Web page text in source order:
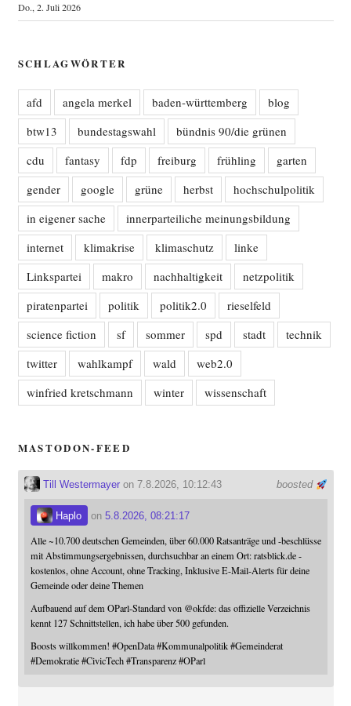
Do., 2. Juli 2026
SCHLAGWÖRTER
afd angela merkel baden-württemberg
blog
btw13
bundestagswahl
bündnis 90/die grünen
cdu
fantasy fdp freiburg frühling
garten
gender
google grüne herbst
hochschulpolitik
in eigener sache
innerparteiliche meinungsbildung
internet
klimakrise klimaschutz
linke
Linkspartei
makro nachhaltigkeit
netzpolitik
piratenpartei
politik politik2.0
rieselfeld
science fiction
sf sommer spd stadt
technik
twitter
wahlkampf wald
web2.0
winfried kretschmann
winter wissenschaft
MASTODON-FEED
boosted
Till Westermayeron 7.8.2026, 10:12:43
Haplo on 5.8.2026, 08:21:17
Alle ~10.700 deutschen Gemeinden, über 60.000 Ratsanträge und -beschlüsse
mit Abstimmungsergebnissen, durchsuchbar an einem Ort: ratsblick.de -
kostenlos, ohne Account, ohne Tracking, Inklusive E-Mail-Alerts für deine
Gemeinde oder deine Themen
Aufbauend auf dem OParl-Standard von @okfde: das offizielle Verzeichnis
kennt 127 Schnittstellen, ich habe über 500 gefunden.
Boosts willkommen! #OpenData #Kommunalpolitik #Gemeinderat
#Demokratie #CivicTech #Transparenz #OParl